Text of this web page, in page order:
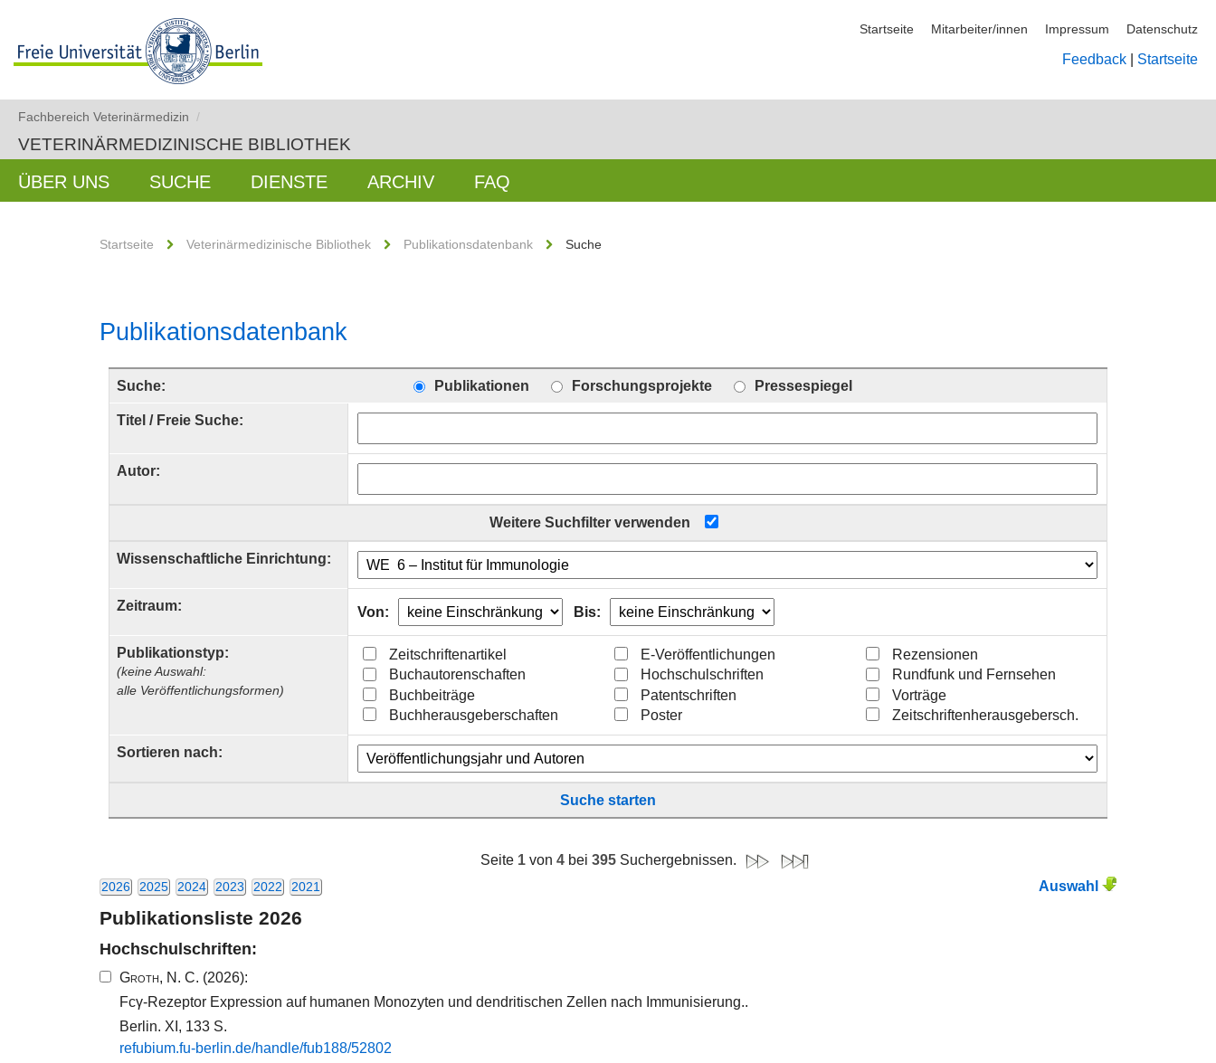
Startseite Mitarbeiter/innen Impressum Datenschutz
Feedback Startseite
Fachbereich Veterinärmedizin /
VETERINÄRMEDIZINISCHE BIBLIOTHEK
ÜBER UNS SUCHE DIENSTE ARCHIV FAQ
Startseite Veterinärmedizinische Bibliothek Publikationsdatenbank Suche
Publikationsdatenbank
Suche: Publikationen Forschungsprojekte Pressespiegel
Titel / Freie Suche:
Autor:
Weitere Suchfilter verwenden
Wissenschaftliche Einrichtung:
Zeitraum: Von: Bis:
Publikationstyp:
(keine Auswahl:
alle Veröffentlichungsformen)
Zeitschriftenartikel
Buchautorenschaften
Buchbeiträge
Buchherausgeberschaften
E-Veröffentlichungen
Hochschulschriften
Patentschriften
Poster
Rezensionen
Rundfunk und Fernsehen
Vorträge
Zeitschriftenherausgebersch.
Sortieren nach:
Suche starten
Seite 1von 4bei 395Suchergebnissen.
Auswahl
2026 2025 2024 2023 2022 2021
Publikationsliste 2026
Hochschulschriften:
Groth, N. C. (2026):
Fcγ-Rezeptor Expression auf humanen Monozyten und dendritischen Zellen nach Immunisierung..
Berlin. XI, 133 S.
refubium.​fu-​berlin.​de/​handle/​fub188​/​52802​